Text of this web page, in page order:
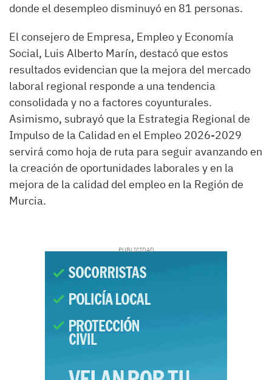
donde el desempleo disminuyó en 81 personas.
El consejero de Empresa, Empleo y Economía
Social, Luis Alberto Marín, destacó que estos
resultados evidencian que la mejora del mercado
laboral regional responde a una tendencia
consolidada y no a factores coyunturales.
Asimismo, subrayó que la Estrategia Regional de
Impulso de la Calidad en el Empleo 2026-2029
servirá como hoja de ruta para seguir avanzando en
la creación de oportunidades laborales y en la
mejora de la calidad del empleo en la Región de
Murcia.